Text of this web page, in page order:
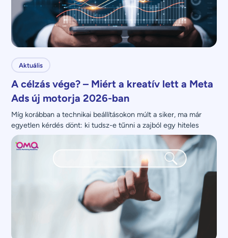
Aktuális
A célzás vége? – Miért a kreatív lett a Meta
Ads új motorja 2026-ban
Míg korábban a technikai beállításokon múlt a siker, ma már
egyetlen kérdés dönt: ki tudsz-e tűnni a zajból egy hiteles
üzenettel?